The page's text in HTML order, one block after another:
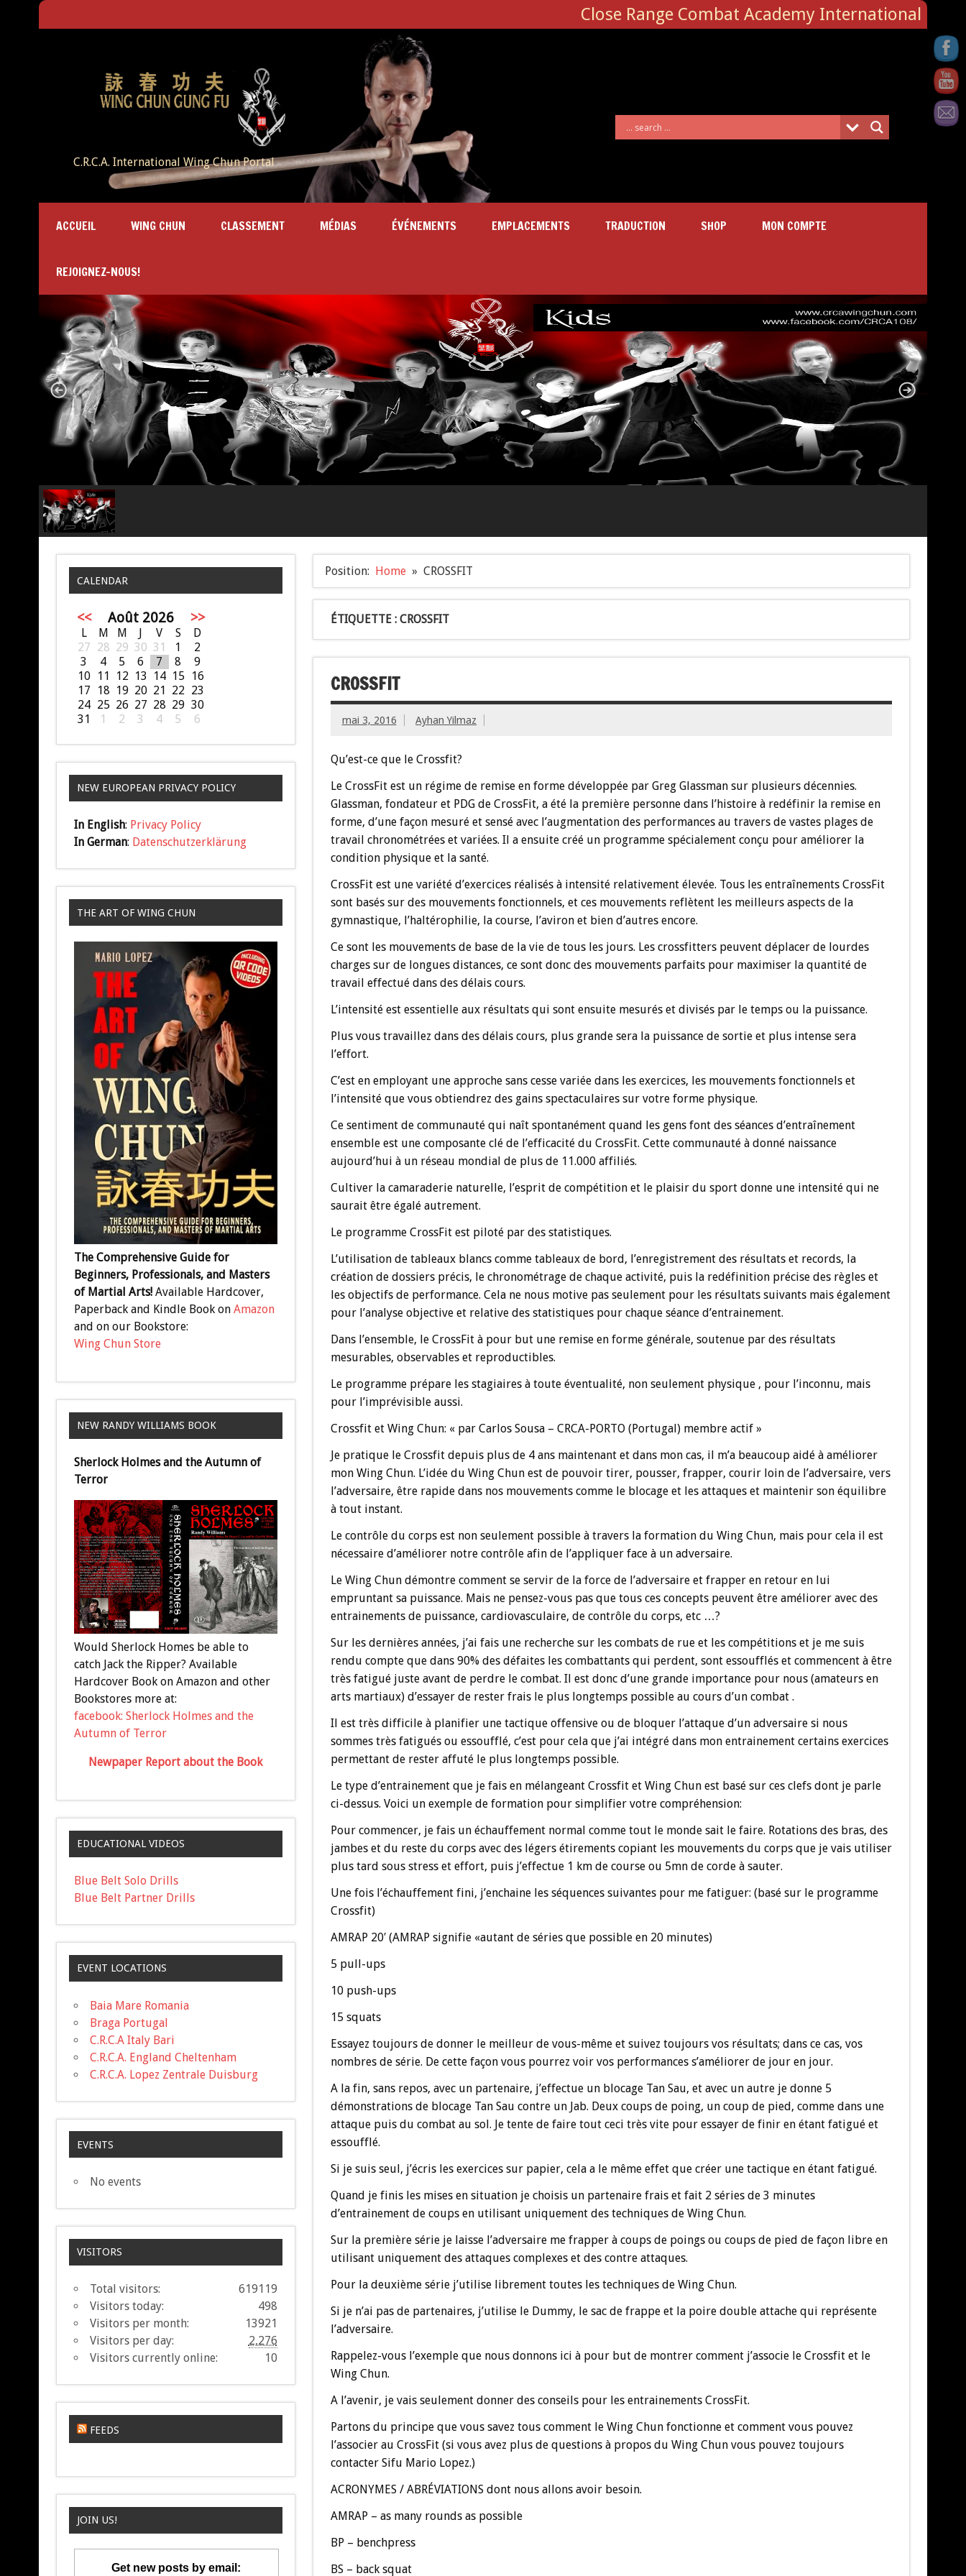
Close Range Combat Academy International
C.R.C.A. International Wing Chun Portal
ACCUEIL WING CHUN CLASSEMENT MÉDIAS ÉVÉNEMENTS EMPLACEMENTS TRADUCTION SHOP MON COMPTE
REJOIGNEZ-NOUS!
Position: Home CROSSFIT
ÉTIQUETTE : CROSSFIT
CROSSFIT
mai 3, 2016 Ayhan Yilmaz
Qu’est-ce que le Crossfit?
Le CrossFit est un régime de remise en forme développée par Greg Glassman sur plusieurs décennies.
Glassman, fondateur et PDG de CrossFit, a été la première personne dans l’histoire à redéfinir la remise en
forme, d’une façon mesuré et sensé avec l’augmentation des performances au travers de vastes plages de
travail chronométrées et variées. Il a ensuite créé un programme spécialement conçu pour améliorer la
condition physique et la santé.
CrossFit est une variété d’exercices réalisés à intensité relativement élevée. Tous les entraînements CrossFit
sont basés sur des mouvements fonctionnels, et ces mouvements reflètent les meilleurs aspects de la
gymnastique, l’haltérophilie, la course, l’aviron et bien d’autres encore.
Ce sont les mouvements de base de la vie de tous les jours. Les crossfitters peuvent déplacer de lourdes
charges sur de longues distances, ce sont donc des mouvements parfaits pour maximiser la quantité de
travail effectué dans des délais cours.
L’intensité est essentielle aux résultats qui sont ensuite mesurés et divisés par le temps ou la puissance.
Plus vous travaillez dans des délais cours, plus grande sera la puissance de sortie et plus intense sera
l’effort.
C’est en employant une approche sans cesse variée dans les exercices, les mouvements fonctionnels et
l’intensité que vous obtiendrez des gains spectaculaires sur votre forme physique.
Ce sentiment de communauté qui naît spontanément quand les gens font des séances d’entraînement
ensemble est une composante clé de l’efficacité du CrossFit. Cette communauté à donné naissance
aujourd’hui à un réseau mondial de plus de 11.000 affiliés.
Cultiver la camaraderie naturelle, l’esprit de compétition et le plaisir du sport donne une intensité qui ne
saurait être égalé autrement.
Le programme CrossFit est piloté par des statistiques.
L’utilisation de tableaux blancs comme tableaux de bord, l’enregistrement des résultats et records, la
création de dossiers précis, le chronométrage de chaque activité, puis la redéfinition précise des règles et
les objectifs de performance. Cela ne nous motive pas seulement pour les résultats suivants mais également
pour l’analyse objective et relative des statistiques pour chaque séance d’entrainement.
Dans l’ensemble, le CrossFit à pour but une remise en forme générale, soutenue par des résultats
mesurables, observables et reproductibles.
Le programme prépare les stagiaires à toute éventualité, non seulement physique , pour l’inconnu, mais
pour l’imprévisible aussi.
Crossfit et Wing Chun: « par Carlos Sousa – CRCA-PORTO (Portugal) membre actif »
Je pratique le Crossfit depuis plus de 4 ans maintenant et dans mon cas, il m’a beaucoup aidé à améliorer
mon Wing Chun. L’idée du Wing Chun est de pouvoir tirer, pousser, frapper, courir loin de l’adversaire, vers
l’adversaire, être rapide dans nos mouvements comme le blocage et les attaques et maintenir son équilibre
à tout instant.
Le contrôle du corps est non seulement possible à travers la formation du Wing Chun, mais pour cela il est
nécessaire d’améliorer notre contrôle afin de l’appliquer face à un adversaire.
Le Wing Chun démontre comment se servir de la force de l’adversaire et frapper en retour en lui
empruntant sa puissance. Mais ne pensez-vous pas que tous ces concepts peuvent être améliorer avec des
entrainements de puissance, cardiovasculaire, de contrôle du corps, etc …?
Sur les dernières années, j’ai fais une recherche sur les combats de rue et les compétitions et je me suis
rendu compte que dans 90% des défaites les combattants qui perdent, sont essoufflés et commencent à être
très fatigué juste avant de perdre le combat. Il est donc d’une grande importance pour nous (amateurs en
arts martiaux) d’essayer de rester frais le plus longtemps possible au cours d’un combat .
Il est très difficile à planifier une tactique offensive ou de bloquer l’attaque d’un adversaire si nous
sommes très fatigués ou essoufflé, c’est pour cela que j’ai intégré dans mon entrainement certains exercices
permettant de rester affuté le plus longtemps possible.
Le type d’entrainement que je fais en mélangeant Crossfit et Wing Chun est basé sur ces clefs dont je parle
ci-dessus. Voici un exemple de formation pour simplifier votre compréhension:
Pour commencer, je fais un échauffement normal comme tout le monde sait le faire. Rotations des bras, des
jambes et du reste du corps avec des légers étirements copiant les mouvements du corps que je vais utiliser
plus tard sous stress et effort, puis j’effectue 1 km de course ou 5mn de corde à sauter.
Une fois l’échauffement fini, j’enchaine les séquences suivantes pour me fatiguer: (basé sur le programme
Crossfit)
AMRAP 20′ (AMRAP signifie «autant de séries que possible en 20 minutes)
5 pull-ups
10 push-ups
15 squats
Essayez toujours de donner le meilleur de vous-même et suivez toujours vos résultats; dans ce cas, vos
nombres de série. De cette façon vous pourrez voir vos performances s’améliorer de jour en jour.
A la fin, sans repos, avec un partenaire, j’effectue un blocage Tan Sau, et avec un autre je donne 5
démonstrations de blocage Tan Sau contre un Jab. Deux coups de poing, un coup de pied, comme dans une
attaque puis du combat au sol. Je tente de faire tout ceci très vite pour essayer de finir en étant fatigué et
essoufflé.
Si je suis seul, j’écris les exercices sur papier, cela a le même effet que créer une tactique en étant fatigué.
Quand je finis les mises en situation je choisis un partenaire frais et fait 2 séries de 3 minutes
d’entrainement de coups en utilisant uniquement des techniques de Wing Chun.
Sur la première série je laisse l’adversaire me frapper à coups de poings ou coups de pied de façon libre en
utilisant uniquement des attaques complexes et des contre attaques.
Pour la deuxième série j’utilise librement toutes les techniques de Wing Chun.
Si je n’ai pas de partenaires, j’utilise le Dummy, le sac de frappe et la poire double attache qui représente
l’adversaire.
Rappelez-vous l’exemple que nous donnons ici à pour but de montrer comment j’associe le Crossfit et le
Wing Chun.
A l’avenir, je vais seulement donner des conseils pour les entrainements CrossFit.
Partons du principe que vous savez tous comment le Wing Chun fonctionne et comment vous pouvez
l’associer au CrossFit (si vous avez plus de questions à propos du Wing Chun vous pouvez toujours
contacter Sifu Mario Lopez.)
ACRONYMES / ABRÉVIATIONS dont nous allons avoir besoin.
AMRAP – as many rounds as possible
BP – benchpress
BS – back squat
CALENDAR
<< Août 2026 >>
L M M J V S
D
27 28 29 30 31 1
2
3
4 5 6 7 8
9
10 11 12 13 14 15 16
17
18 19 20 21 22 23
24 25 26 27 28 29 30
31
1 2 3 4 5 6
NEW EUROPEAN PRIVACY POLICY
In English: Privacy Policy
In German: Datenschutzerklärung
THE ART OF WING CHUN
The Comprehensive Guide for
Beginners, Professionals, and Masters
of Martial Arts!Available Hardcover,
Paperback and Kindle Book on Amazon
and on our Bookstore:
Wing Chun Store
NEW RANDY WILLIAMS BOOK
Sherlock Holmes and the Autumn of
Terror
Would Sherlock Homes be able to
catch Jack the Ripper? Available
Hardcover Book on Amazon and other
Bookstores more at:
facebook: Sherlock Holmes and the
Autumn of Terror
Newpaper Report about the Book
EDUCATIONAL VIDEOS
Blue Belt Solo Drills
Blue Belt Partner Drills
EVENT LOCATIONS
Baia Mare Romania
Braga Portugal
C.R.C.A Italy Bari
C.R.C.A. England Cheltenham
C.R.C.A. Lopez Zentrale Duisburg
EVENTS
No events
VISITORS
619119
Total visitors:
498
Visitors today:
13921
Visitors per month:
2,276
Visitors per day:
10
Visitors currently online:
FEEDS
JOIN US!
Get new posts by email: